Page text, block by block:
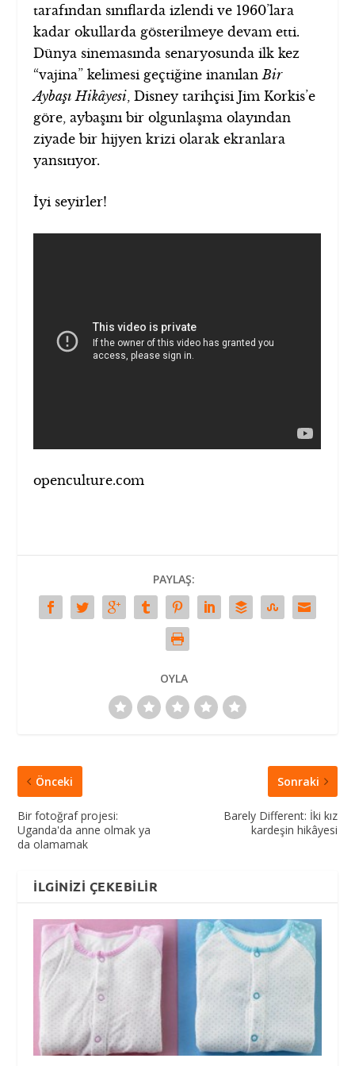
tarafından sınıflarda izlendi ve 1960’lara
kadar okullarda gösterilmeye devam etti.
Dünya sinemasında senaryosunda ilk kez
“vajina” kelimesi geçtiğine inanılan Bir
Aybaşı Hikâyesi , Disney tarihçisi Jim Korkis’e
göre, aybaşını bir olgunlaşma olayından
ziyade bir hijyen krizi olarak ekranlara
yansıtıyor.
İyi seyirler!
openculture.com
PAYLAŞ:
OYLA
Önceki
Bir fotoğraf projesi:
Uganda'da anne olmak ya
da olamamak
Sonraki
Barely Different: İki kız
kardeşin hikâyesi
İLGINIZI ÇEKEBILIR